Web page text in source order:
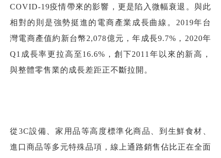
COVID-19疫情帶來的影響，更是陷入微幅衰退。與此
相對的則是強勢挺進的電商產業成長曲線。2019年台
灣電商產值約新台幣2,078億元，年成長9.7%，2020年
Q1成長率更拉高至16.6%，創下2011年以來的新高，
與整體零售業的成長差距正不斷拉開。
從3C設備、家用品等高度標準化商品、到生鮮食材、
進口商品等多元特殊品項，線上通路銷售佔比正在全面